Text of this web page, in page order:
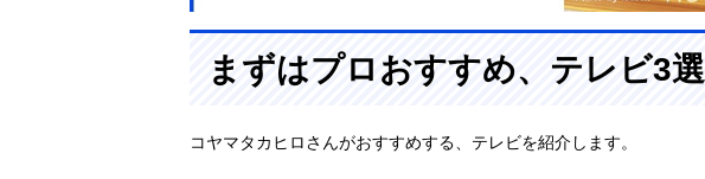
まずはプロおすすめ、テレビ3選
コヤマタカヒロさんがおすすめする、テレビを紹介します。